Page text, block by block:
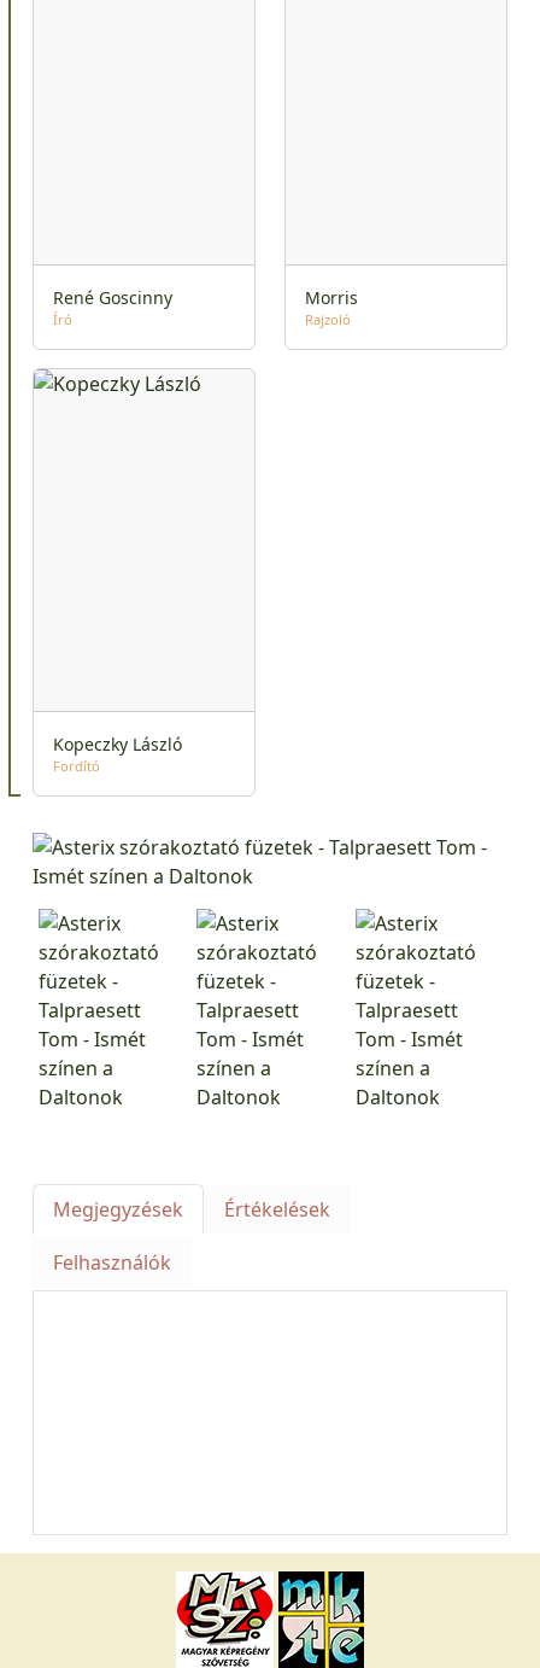
René Goscinny
Író
Morris
Rajzoló
Kopeczky László
Fordító
Megjegyzések
Értékelések
Felhasználók